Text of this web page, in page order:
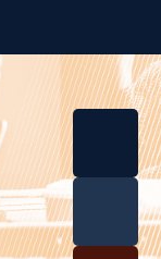
Curricul
Profesio